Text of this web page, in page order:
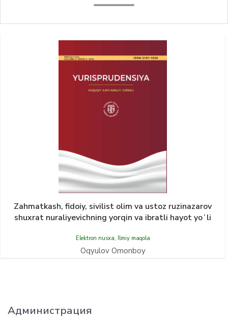
Zahmatkash, fidoiy, sivilist olim va ustoz ruzinazarov
shuxrat nuraliyevichning yorqin va ibratli hayot yoʻli
Elektron nusxa, Ilmiy maqola
Oqyulov Omonboy
Администрация